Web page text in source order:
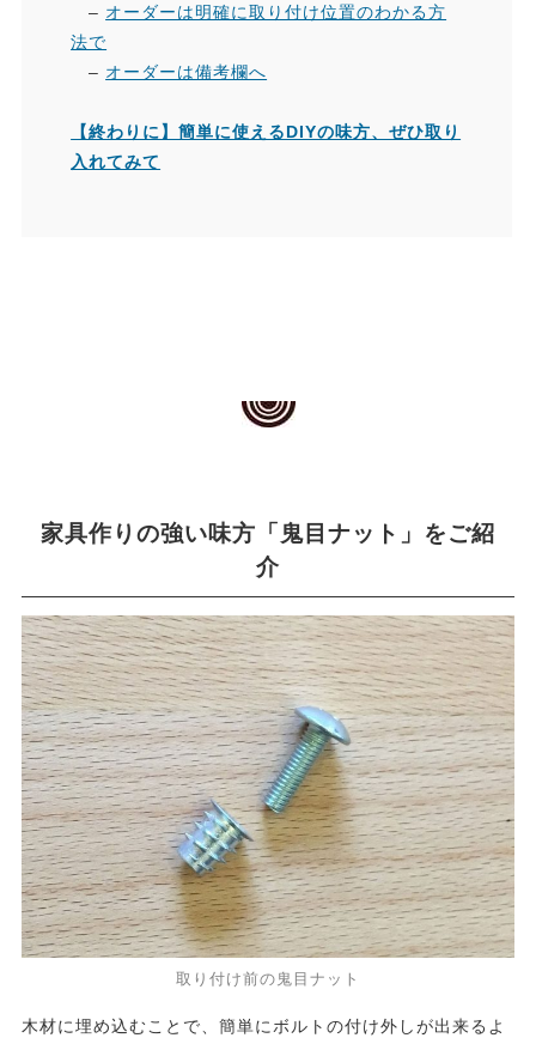
– オーダーは明確に取り付け位置のわかる方
法で
– オーダーは備考欄へ
【終わりに】簡単に使えるDIYの味方、ぜひ取り
入れてみて
家具作りの強い味方「鬼目ナット」をご紹
介
取り付け前の鬼目ナット
木材に埋め込むことで、簡単にボルトの付け外しが出来るよ